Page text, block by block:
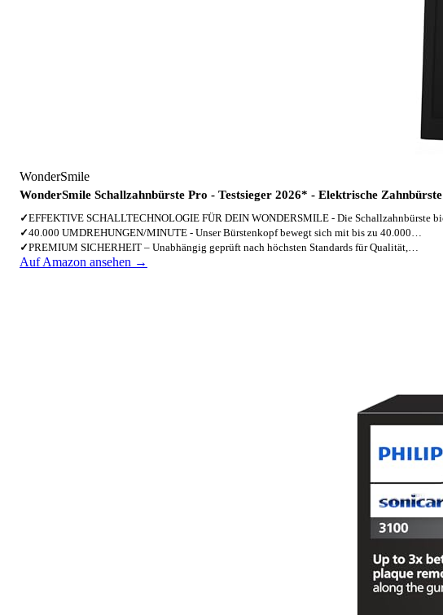
WonderSmile
WonderSmile Schallzahnbürste Pro - Testsieger 2026* - Elektrische
✓EFFEKTIVE SCHALLTECHNOLOGIE FÜR DEIN WONDERSMILE - Die Schallzahnbürste
✓40.000 UMDREHUNGEN/MINUTE - Unser Bürstenkopf bewegt sich mit bis zu 40.000…
✓PREMIUM SICHERHEIT – Unabhängig geprüft nach höchsten Standards für Qualität,…
Auf Amazon ansehen →